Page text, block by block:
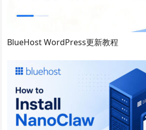
BlueHost WordPress更新教程